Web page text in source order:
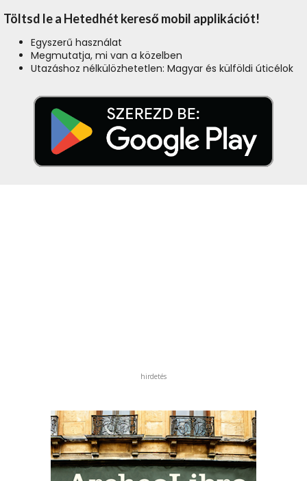
Töltsd le a Hetedhét kereső mobil applikációt!
Egyszerű használat
Megmutatja, mi van a közelben
Utazáshoz nélkülözhetetlen: Magyar és külföldi úticélok
hirdetés